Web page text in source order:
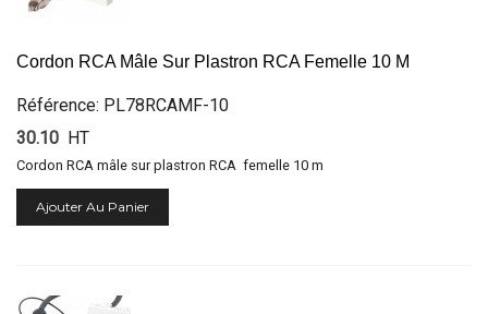
Cordon RCA Mâle Sur Plastron RCA Femelle 10 M
Référence: PL78RCAMF-10
30.10 HT
Cordon RCA mâle sur plastron RCA femelle 10 m
Ajouter Au Panier